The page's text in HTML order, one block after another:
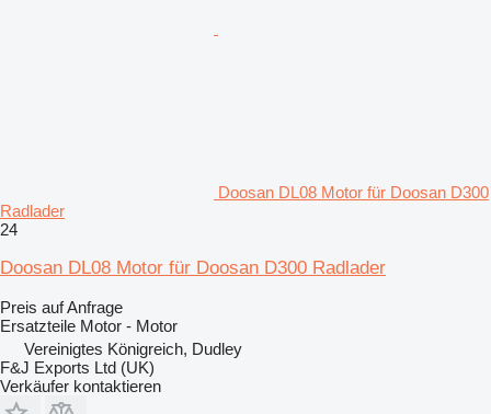
Doosan DL08 Motor für Doosan D300
Radlader
24
Doosan DL08 Motor für Doosan D300 Radlader
Preis auf Anfrage
Ersatzteile Motor - Motor
Vereinigtes Königreich, Dudley
F&J Exports Ltd (UK)
Verkäufer kontaktieren